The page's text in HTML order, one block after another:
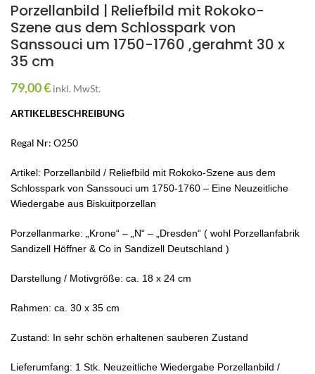
Porzellanbild | Reliefbild mit Rokoko-
Szene aus dem Schlosspark von
Sanssouci um 1750-1760 ,gerahmt 30 x
35 cm
79,00€ inkl. MwSt.
ARTIKELBESCHREIBUNG
Regal Nr: O250
Artikel: Porzellanbild / Reliefbild mit Rokoko-Szene aus dem
Schlosspark von Sanssouci um 1750-1760 – Eine Neuzeitliche
Wiedergabe aus Biskuitporzellan
Porzellanmarke: „Krone“ – „N“ – „Dresden“ ( wohl Porzellanfabrik
Sandizell Höffner & Co in Sandizell Deutschland )
Darstellung / Motivgröße: ca. 18 x 24 cm
Rahmen: ca. 30 x 35 cm
Zustand: In sehr schön erhaltenen sauberen Zustand
Lieferumfang: 1 Stk. Neuzeitliche Wiedergabe Porzellanbild /